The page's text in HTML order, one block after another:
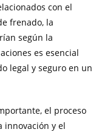
con el
frenado, la
según la
es esencial
legal y seguro en un
el proceso
innovación y el